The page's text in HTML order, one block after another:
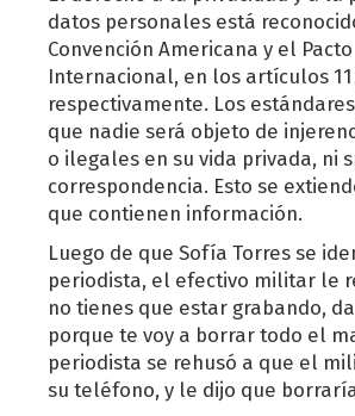
datos personales está
Convención Americana y el Pacto
Internacional, en los artículos 11
respectivamente. Los
que nadie será objeto de
o ilegales en su vida privada, ni
correspondencia. Esto se
que contienen información.
Luego de que Sofía Torres se
periodista, el efectivo militar le
no tienes que estar grabando,
porque te voy a borrar todo el
periodista se rehusó a que el
su teléfono, y le dijo que